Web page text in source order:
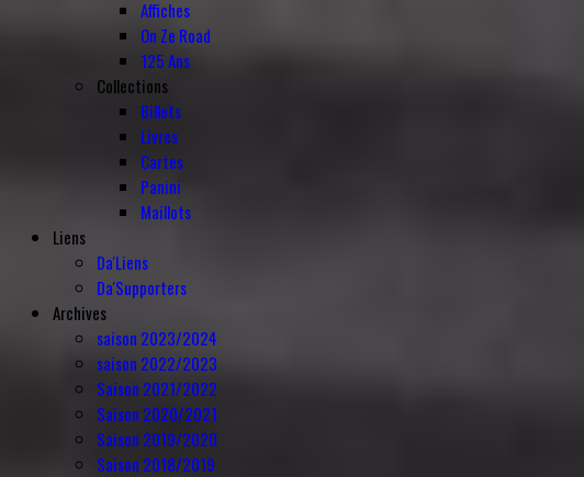
Affiches
On Ze Road
125 Ans
Collections
Billets
Livres
Cartes
Panini
Maillots
Liens
Da'Liens
Da'Supporters
Archives
saison 2023/2024
saison 2022/2023
Saison 2021/2022
Saison 2020/2021
Saison 2019/2020
Saison 2018/2019